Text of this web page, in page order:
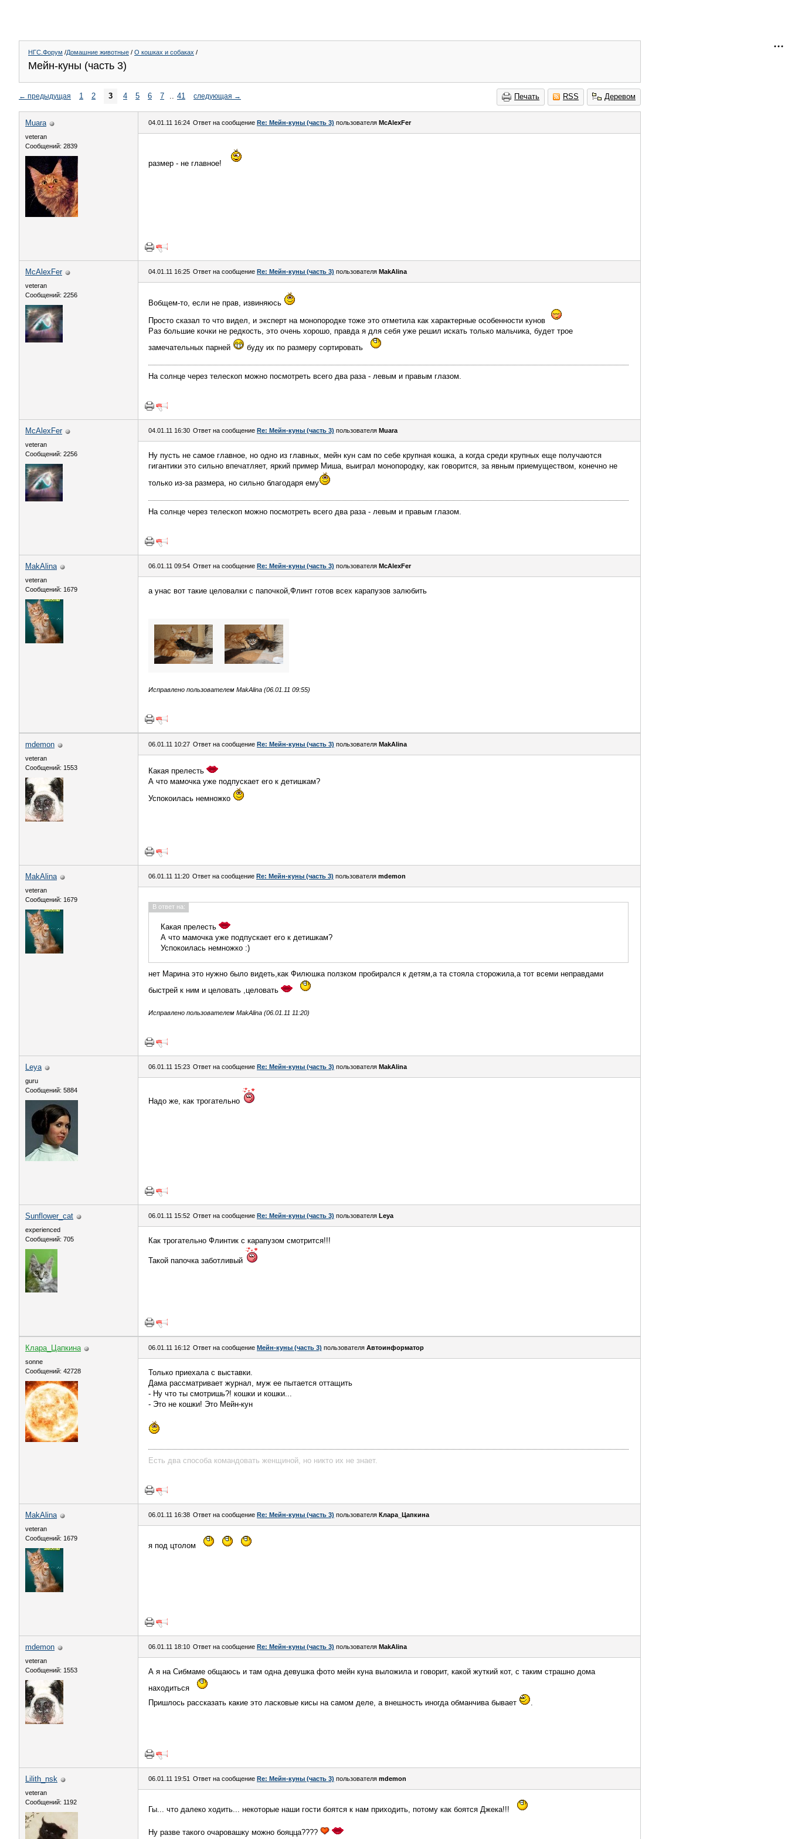
НГС.Форум /Домашние животные / О кошках и собаках /
Мейн-куны (часть 3)
Печать RSS Деревом
← предыдущая 1 2 3 4 5 6 7 .. 41 следующая →
Muara
veteran
Сообщений: 2839
04.01.11 16:24 Ответ на сообщение Re: Мейн-куны (часть 3) пользователя McAlexFer
размер - не главное!
McAlexFer
veteran
Сообщений: 2256
04.01.11 16:25 Ответ на сообщение Re: Мейн-куны (часть 3) пользователя MakAlina
Вобщем-то, если не прав, извиняюсь
Просто сказал то что видел, и эксперт на монопородке тоже это отметила как характерные особенности кунов
Раз большие кочки не редкость, это очень хорошо, правда я для себя уже решил искать только мальчика, будет трое
замечательных парней
буду их по размеру сортировать
На солнце через телескоп можно посмотреть всего два раза - левым и правым глазом.
McAlexFer
veteran
Сообщений: 2256
04.01.11 16:30 Ответ на сообщение Re: Мейн-куны (часть 3) пользователя Muara
Ну пусть не самое главное, но одно из главных, мейн кун сам по себе крупная кошка, а когда среди крупных еще получаются
гигантики это сильно впечатляет, яркий пример Миша, выиграл монопородку, как говорится, за явным приемуществом, конечно не
только из-за размера, но сильно благодаря ему
На солнце через телескоп можно посмотреть всего два раза - левым и правым глазом.
MakAlina
veteran
Сообщений: 1679
06.01.11 09:54 Ответ на сообщение Re: Мейн-куны (часть 3) пользователя McAlexFer
а унас вот такие целовалки с папочкой,Флинт готов всех карапузов залюбить
Исправлено пользователем MakAlina (06.01.11 09:55)
mdemon
veteran
Сообщений: 1553
06.01.11 10:27 Ответ на сообщение Re: Мейн-куны (часть 3) пользователя MakAlina
Какая прелесть
А что мамочка уже подпускает его к детишкам?
Успокоилась немножко
MakAlina
veteran
Сообщений: 1679
06.01.11 11:20 Ответ на сообщение Re: Мейн-куны (часть 3) пользователя mdemon
В ответ на:
Какая прелесть
А что мамочка уже подпускает его к детишкам?
Успокоилась немножко :)
нет Марина это нужно было видеть,как Филюшка ползком пробирался к детям,а та стояла сторожила,а тот всеми неправдами
быстрей к ним и целовать ,целовать
Исправлено пользователем MakAlina (06.01.11 11:20)
Leya
guru
Сообщений: 5884
06.01.11 15:23 Ответ на сообщение Re: Мейн-куны (часть 3) пользователя MakAlina
Надо же, как трогательно
Sunflower_cat
experienced
Сообщений: 705
06.01.11 15:52 Ответ на сообщение Re: Мейн-куны (часть 3) пользователя Leya
Как трогательно Флинтик с карапузом смотрится!!!
Такой папочка заботливый
Клара_Цапкина
sonne
Сообщений: 42728
06.01.11 16:12 Ответ на сообщение Мейн-куны (часть 3) пользователя Автоинформатор
Только приехала с выставки.
Дама рассматривает журнал, муж ее пытается оттащить
- Ну что ты смотришь?! кошки и кошки...
- Это не кошки! Это Мейн-кун
Есть два способа командовать женщиной, но никто их не знает.
MakAlina
veteran
Сообщений: 1679
06.01.11 16:38 Ответ на сообщение Re: Мейн-куны (часть 3) пользователя Клара_Цапкина
я под цтолом
mdemon
veteran
Сообщений: 1553
06.01.11 18:10 Ответ на сообщение Re: Мейн-куны (часть 3) пользователя MakAlina
А я на Сибмаме общаюсь и там одна девушка фото мейн куна выложила и говорит, какой жуткий кот, с таким страшно дома
находиться
Пришлось рассказать какие это ласковые кисы на самом деле, а внешность иногда обманчива бывает
.
Lilith_nsk
veteran
Сообщений: 1192
06.01.11 19:51 Ответ на сообщение Re: Мейн-куны (часть 3) пользователя mdemon
Гы... что далеко ходить... некоторые наши гости боятся к нам приходить, потому как боятся Джека!!!
Ну разве такого очаровашку можно бояцца????